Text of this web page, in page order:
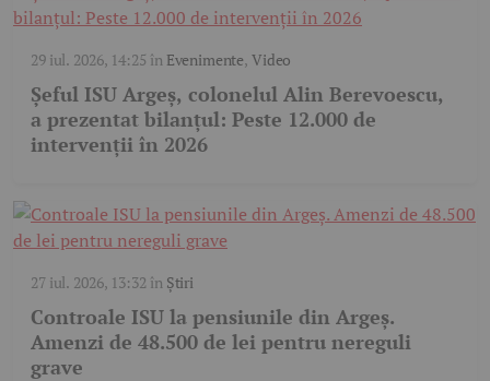
29 iul. 2026, 14:25 în Evenimente,Video
Șeful ISU Argeș, colonelul Alin Berevoescu,
a prezentat bilanțul: Peste 12.000 de
intervenții în 2026
27 iul. 2026, 13:32 în Știri
Controale ISU la pensiunile din Argeș.
Amenzi de 48.500 de lei pentru nereguli
grave